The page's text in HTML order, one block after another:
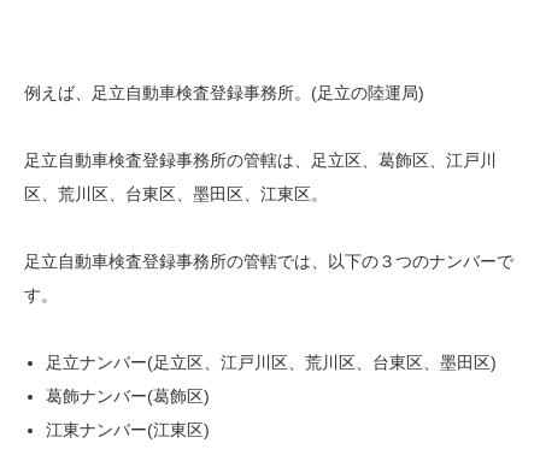
例えば、足立自動車検査登録事務所。(足立の陸運局)
足立自動車検査登録事務所の管轄は、足立区、葛飾区、江戸川
区、荒川区、台東区、墨田区、江東区。
足立自動車検査登録事務所の管轄では、以下の３つのナンバーで
す。
足立ナンバー(足立区、江戸川区、荒川区、台東区、墨田区)
葛飾ナンバー(葛飾区)
江東ナンバー(江東区)